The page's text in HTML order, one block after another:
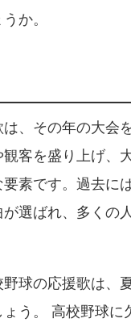
か。
、その年の大会
観客を盛り上げ、
素です。過去に
選ばれ、多くの
球の応援歌は、
ょう。 高校野球に